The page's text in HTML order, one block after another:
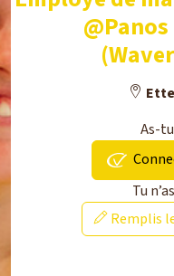
As-
Tu
Remplis